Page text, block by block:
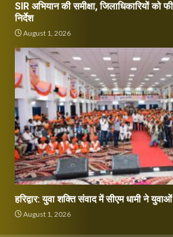
SIR अभियान की समीक्षा, जिलाधिकारियों को
निर्देश
August 1, 2026
हरिद्वार: युवा शक्ति संवाद में सीएम धामी ने
August 1, 2026